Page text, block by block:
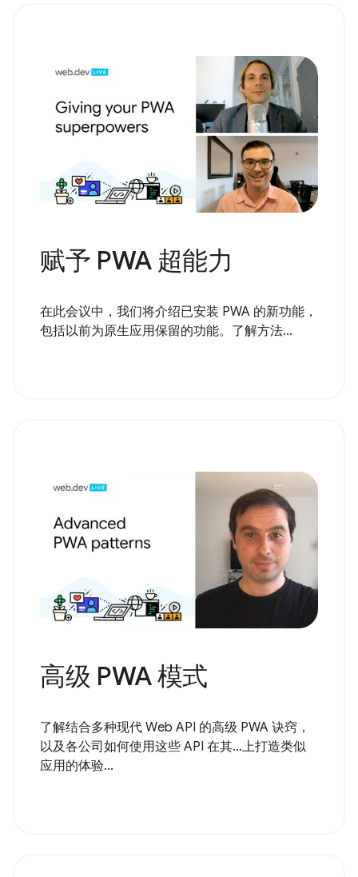
赋予 PWA 超能力
在此会议中，我们将介绍已安装 PWA 的新功能，
包括以前为原生应用保留的功能。了解方法...
高级 PWA 模式
了解结合多种现代 Web API 的高级 PWA 诀窍，
以及各公司如何使用这些 API 在其...上打造类似
应用的体验...